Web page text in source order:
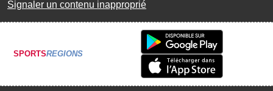
Signaler un contenu inapproprié
SPORTSREGIONS